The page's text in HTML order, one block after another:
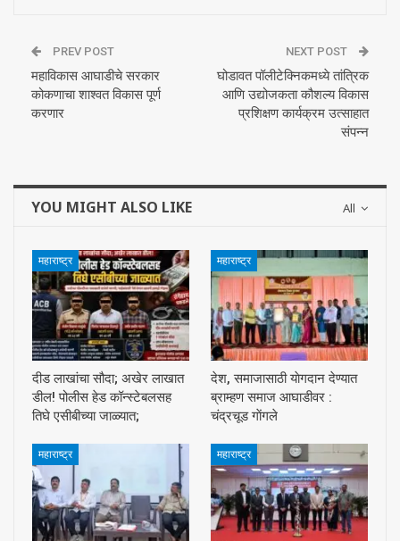
PREV POST
महाविकास आघाडीचे सरकार
कोकणाचा शाश्वत विकास पूर्ण
करणार
NEXT POST
घोडावत पॉलीटेक्निकमध्ये तांत्रिक
आणि उद्योजकता कौशल्य विकास
प्रशिक्षण कार्यक्रम उत्साहात
संपन्न
All
YOU MIGHT ALSO LIKE
महाराष्ट्र
दीड लाखांचा सौदा; अखेर लाखात
डील! पोलीस हेड कॉन्स्टेबलसह
तिघे एसीबीच्या जाळ्यात;
महाराष्ट्र
देश, समाजासाठी याेगदान देण्यात
ब्राम्हण समाज आघाडीवर :
चंद्रचूड गाेंगले
महाराष्ट्र महाराष्ट्र